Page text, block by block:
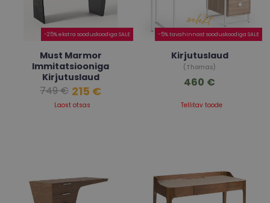
-25% ekstra sooduskoodiga SALE
Must Marmor
Immitatsiooniga
Kirjutuslaud
(Liam)
Laost otsas
749 € 215 €
-5% tavahinnast sooduskoodiga SALE
Kirjutuslaud
(Thomas)
Tellitav toode
460 €